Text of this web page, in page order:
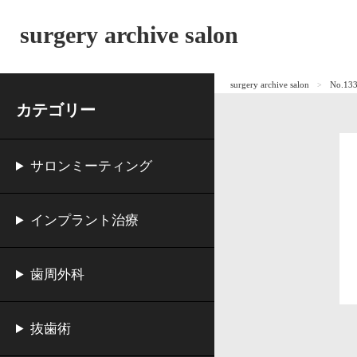
surgery archive salon
カテゴリー
サロンミーティング
インプラント治療
歯周外科
抜歯術
surgery archive salon